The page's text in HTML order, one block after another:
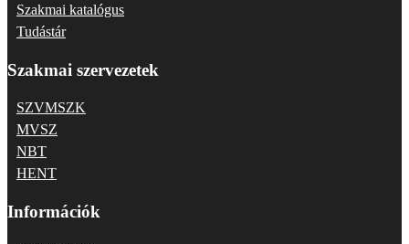
Szakmai katalógus
Tudástár
Szakmai szervezetek
SZVMSZK
MVSZ
NBT
HENT
Információk